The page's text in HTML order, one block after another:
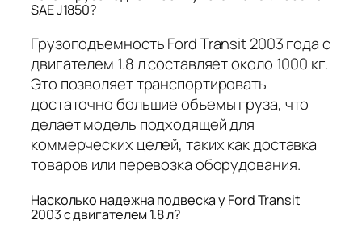
SAE J1850?
Грузоподъемность Ford Transit 2003 года с
двигателем 1.8 л составляет около 1000 кг.
Это позволяет транспортировать
достаточно большие объемы груза, что
делает модель подходящей для
коммерческих целей, таких как доставка
товаров или перевозка оборудования.
Насколько надежна подвеска у Ford Transit
2003 с двигателем 1.8 л?